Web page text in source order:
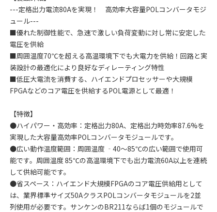
---定格出力電流80Aを実現！ 高効率大容量POLコンバータモジ
ュール---
■優れた制御性能で、急速で激しい負荷変動に対し常に安定した
電圧を供給
■周囲温度70℃を超える高温環境下でも大電力を供給！回路と実
装設計の最適化により良好なディレーティング特性
■低圧大電流を消費する、ハイエンドプロセッサーや大規模
FPGAなどのコア電圧を供給するPOL電源として最適！
【特徴】
●ハイパワー・高効率：定格出力80A、定格出力時効率87.6%を
実現した大容量高効率POLコンバータモジュールです。
●広い動作温度範囲：周囲温度 ‐40～85℃の広い範囲で使用可
能です。周囲温度 85℃の高温環境下でも出力電流60A以上を連続
して供給可能です。
●省スペース：ハイエンド大規模FPGAのコア電圧供給用として
は、業界標準サイズ50AクラスPOLコンバータモジュールを2並
列使用が必要です。サンケンのBR211ならば1個のモジュールで